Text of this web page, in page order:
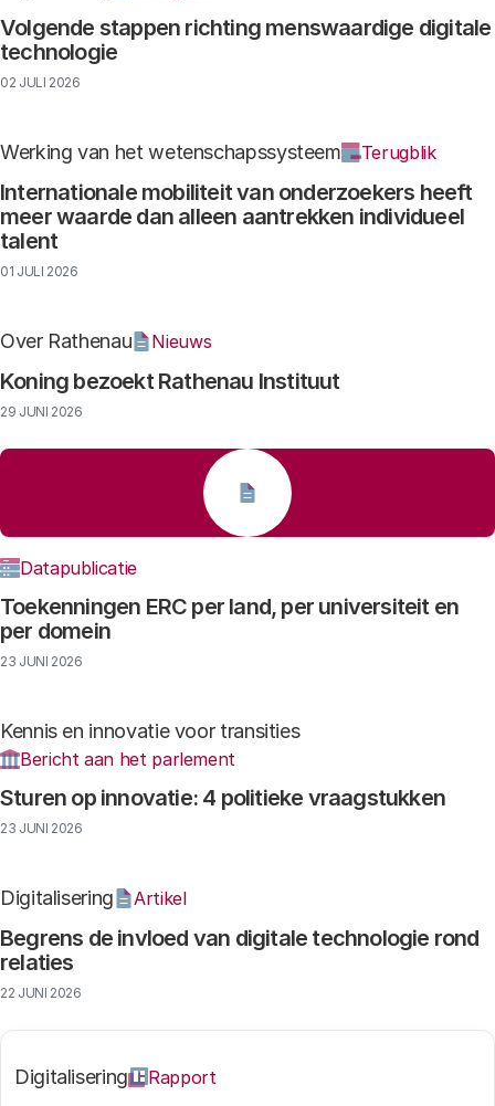
Volgende stappen richting menswaardige digitale
technologie
02 JULI 2026
Internationale mobiliteit van onderzoekers heeft
meer waarde dan alleen aantrekken individueel
talent
Werking van het wetenschapssysteem Terugblik
01 JULI 2026
Koning bezoekt Rathenau Instituut
Over Rathenau Nieuws
29 JUNI 2026
Toekenningen ERC per land, per universiteit en
per domein
Datapublicatie
23 JUNI 2026
Sturen op innovatie: 4 politieke vraagstukken
Kennis en innovatie voor transities
Bericht aan het parlement
23 JUNI 2026
Begrens de invloed van digitale technologie rond
relaties
Digitalisering Artikel
22 JUNI 2026
Digitalisering Rapport